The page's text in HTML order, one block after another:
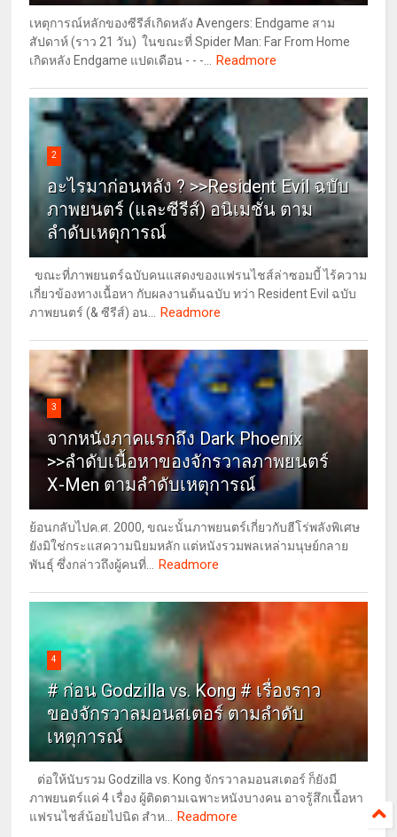
เหตุการณ์หลักของซีรีส์เกิดหลัง Avengers: Endgame สาม
สัปดาห์ (ราว 21 วัน) ในขณะที่ Spider Man: Far From Home
เกิดหลัง Endgame แปดเดือน - - -...
Readmore
2
อะไรมาก่อนหลัง ? >>Resident Evil ฉบับ
ภาพยนตร์ (และซีรีส์) อนิเมชั่น ตาม
ลำดับเหตุการณ์
ขณะที่ภาพยนตร์ฉบับคนแสดงของแฟรนไชส์ล่าซอมบี้ ไร้ความ
เกี่ยวข้องทางเนื้อหา กับผลงานต้นฉบับ ทว่า Resident Evil ฉบับ
ภาพยนตร์ (& ซีรีส์) อน...
Readmore
3
จากหนังภาคแรกถึง Dark Phoenix
>>ลำดับเนื้อหาของจักรวาลภาพยนตร์
X-Men ตามลำดับเหตุการณ์
ย้อนกลับไปค.ศ. 2000, ขณะนั้นภาพยนตร์เกี่ยวกับฮีโร่พลังพิเศษ
ยังมิใช่กระแสความนิยมหลัก แต่หนังรวมพลเหล่ามนุษย์กลาย
พันธุ์ ซึ่งกล่าวถึงผู้คนที่...
Readmore
4
# ก่อน Godzilla vs. Kong # เรื่องราว
ของจักรวาลมอนสเตอร์ ตามลำดับ
เหตุการณ์
ต่อให้นับรวม Godzilla vs. Kong จักรวาลมอนสเตอร์ ก็ยังมี
ภาพยนตร์แค่ 4 เรื่อง ผู้ติดตามเฉพาะหนังบางคน อาจรู้สึกเนื้อหา
แฟรนไชส์น้อยไปนิด สำห...
Readmore